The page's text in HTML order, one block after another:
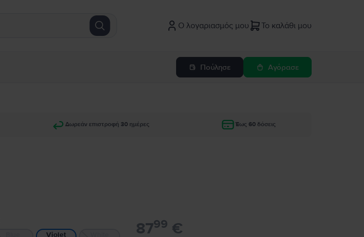
Ο λογαριασμός μου Το καλάθι μου
Πούλησε Αγόρασε
Δωρεάν επιστροφή 30 ημέρες Έως 60 δόσεις
Violet 8799 €